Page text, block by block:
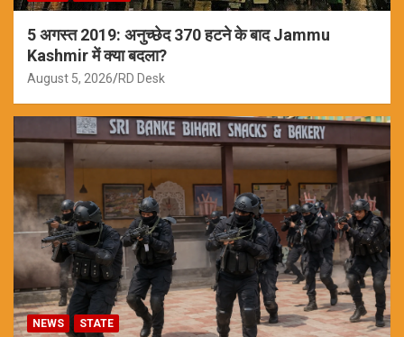
5 अगस्त 2019: अनुच्छेद 370 हटने के बाद Jammu
Kashmir में क्या बदला?
August 5, 2026 RD Desk
NEWS STATE